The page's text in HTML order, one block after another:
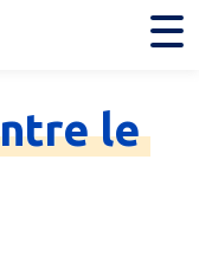
thermal
le